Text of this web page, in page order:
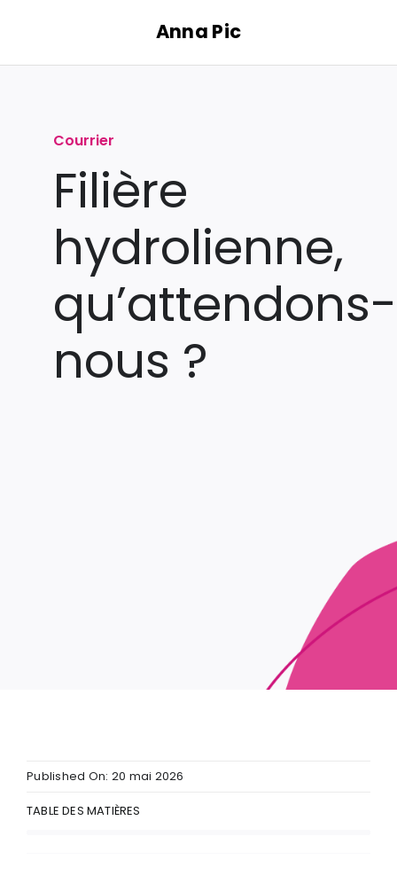
contenu
Anna Pic
Courrier
Filière
hydrolienne,
qu’attendons-
nous ?
Published On: 20 mai 2026
TABLE DES MATIÈRES